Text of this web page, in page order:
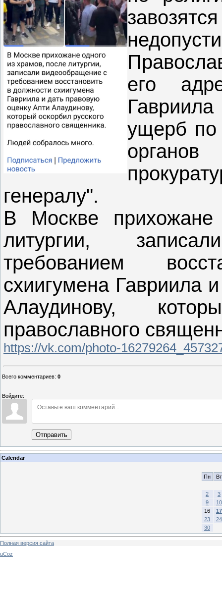
его
ущерб
генералу".
В Москве
литургии,
требованием
схиигумена Гавриила
Алаудинову,
православного
https://vk.com/photo-
Всего комментариев: 0
Войдите:
Отправить
Calendar
Пн Вт
2
3
9
10
16
17
23
24
30
Полная версия сайта
uCoz